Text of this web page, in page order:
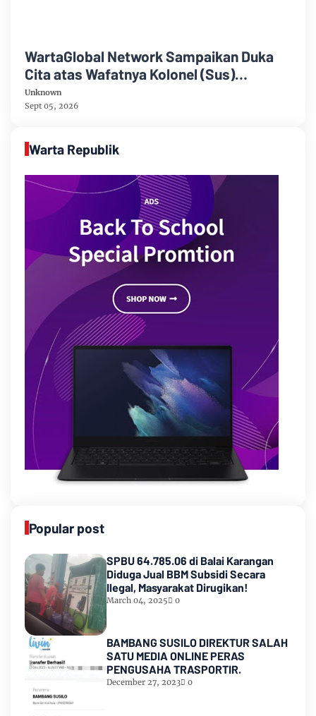
WartaGlobal Network Sampaikan Duka
Cita atas Wafatnya Kolonel (Sus)
Harianto, S.Pd., M.Pd
Unknown
Sept 05, 2026
Warta Republik
Popular post
SPBU 64.785.06 di Balai Karangan
Diduga Jual BBM Subsidi Secara
Ilegal, Masyarakat Dirugikan!
March 04, 2025 0
BAMBANG SUSILO DIREKTUR SALAH
SATU MEDIA ONLINE PERAS
PENGUSAHA TRASPORTIR.
December 27, 2023 0